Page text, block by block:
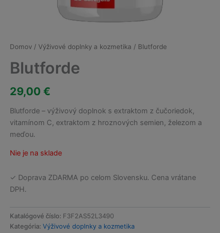
Domov / Výživové doplnky a kozmetika / Blutforde
Blutforde
29,00 €
Blutforde – výživový doplnok s extraktom z čučoriedok,
vitamínom C, extraktom z hroznových semien, železom a
meďou.
Nie je na sklade
✓ Doprava ZDARMA po celom Slovensku. Cena vrátane
DPH.
Katalógové číslo: F3F2AS52L3490
Kategória: Výživové doplnky a kozmetika